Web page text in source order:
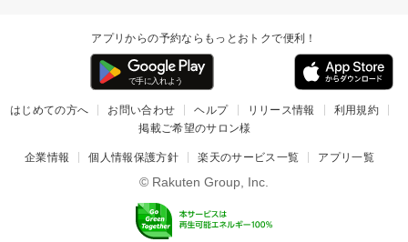
アプリからの予約ならもっとおトクで便利！
はじめての方へ お問い合わせ ヘルプ リリース情報
利用規約
掲載ご希望のサロン様
企業情報 個人情報保護方針 楽天のサービス一覧 アプリ一覧
© Rakuten Group, Inc.